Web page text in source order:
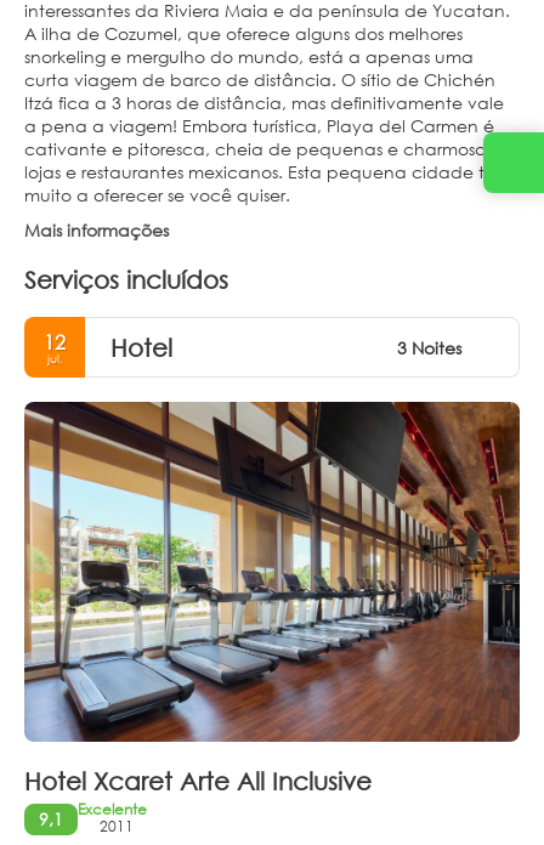
interessantes da Riviera Maia e da península de Yucatan.
A ilha de Cozumel, que oferece alguns dos melhores
snorkeling e mergulho do mundo, está a apenas uma
curta viagem de barco de distância. O sítio de Chichén
Itzá fica a 3 horas de distância, mas definitivamente vale
a pena a viagem! Embora turística, Playa del Carmen é
cativante e pitoresca, cheia de pequenas e charmosas
lojas e restaurantes mexicanos. Esta pequena cidade tem
muito a oferecer se você quiser.
Mais informações
Serviços incluídos
12
jul. Hotel 3 Noites
Hotel Xcaret Arte All Inclusive
9,1
Excelente
2011